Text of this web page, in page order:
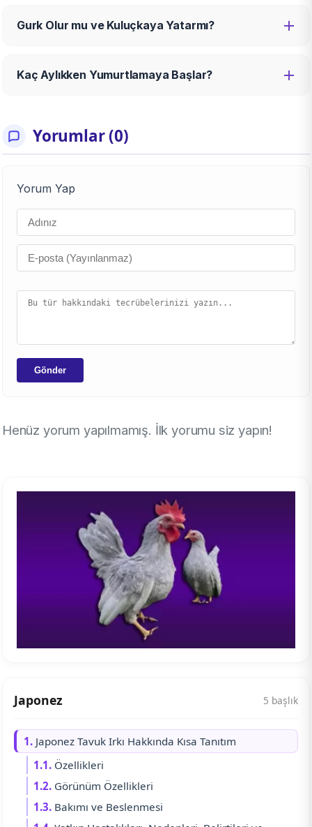
Gurk Olur mu ve Kuluçkaya Yatarmı?
Kaç Aylıkken Yumurtlamaya Başlar?
Yorumlar (0)
Yorum Yap
Gönder
Henüz yorum yapılmamış. İlk yorumu siz yapın!
Japonez 5 başlık
1. Japonez Tavuk Irkı Hakkında Kısa Tanıtım
1.1. Özellikleri
1.2. Görünüm Özellikleri
1.3. Bakımı ve Beslenmesi